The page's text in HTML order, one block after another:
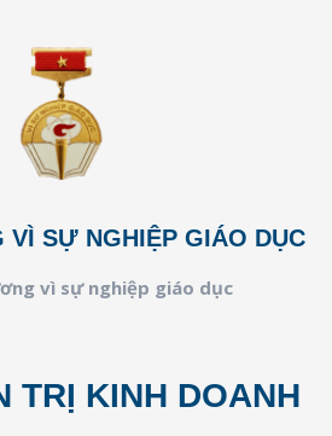
VÌ SỰ NGHIỆP GIÁO DỤC
vì sự nghiệp giáo dục
TRỊ KINH DOANH